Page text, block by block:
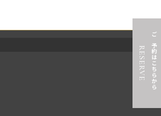
ご予約はこちらから
RESERVE